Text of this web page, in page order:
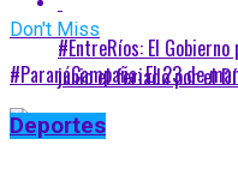
Don't Miss
#ParanáCampaña: El 23 de
#EntreRíos: El
junio el feriado por el
Deportes